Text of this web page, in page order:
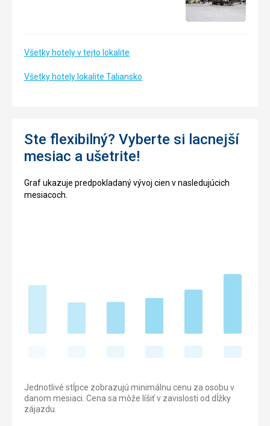
Všetky hotely v tejto lokalite
Všetky hotely lokalite Taliansko
Ste flexibilný? Vyberte si lacnejší
mesiac a ušetrite!
Graf ukazuje predpokladaný vývoj cien v nasledujúcich
mesiacoch.
Jednotlivé stĺpce zobrazujú minimálnu cenu za osobu v
danom mesiaci. Cena sa môže líšiť v zavislosti od dĺžky
zájazdu.